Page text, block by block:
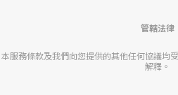
管轄法律
本服務條款及我們向您提供的其他任何協議均
解釋。